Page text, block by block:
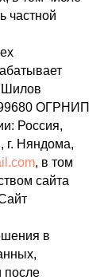
частной
Шилов
ОГРНИП
Россия,
г. Няндома,
, в том
сайта
в
после